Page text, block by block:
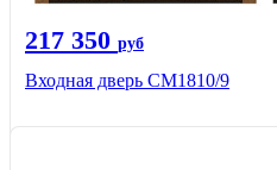
217 350 руб
Входная дверь СМ1810/9